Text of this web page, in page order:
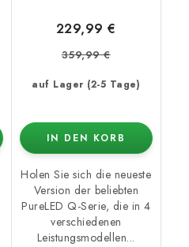
auf Lager (2-5 Tage)
229,99 €
359,99 €
IN DEN KORB
Holen Sie sich die neueste
Version der beliebten
PureLED Q-Serie, die in 4
verschiedenen
Leistungsmodellen...